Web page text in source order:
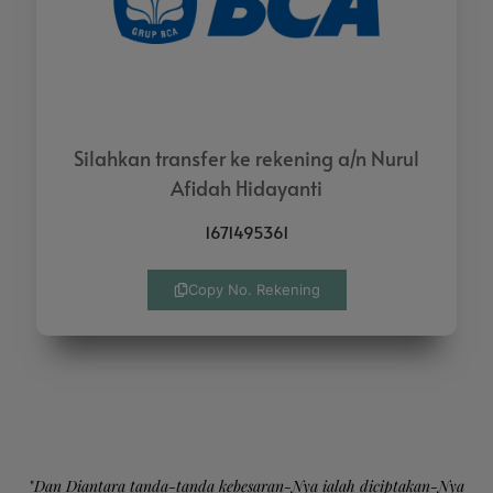
Silahkan transfer ke rekening a/n Nurul
Afidah Hidayanti
1671495361
Copy No. Rekening
"Dan Diantara tanda-tanda kebesaran-Nya ialah diciptakan-Nya